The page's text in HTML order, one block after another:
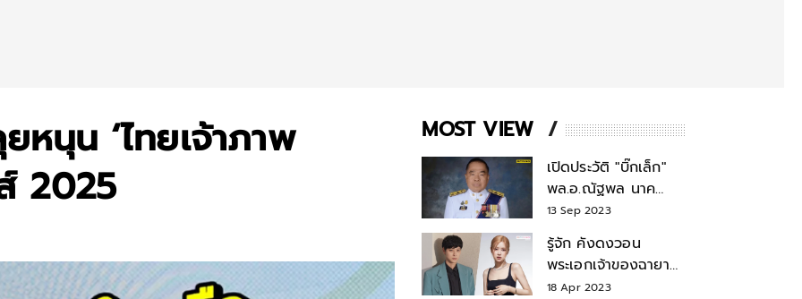
นุน ‘ไทยเจ้าภาพ
2025
MOST VIEW
เปิดประวัติ "บิ๊กเล็ก"
พล.อ.ณัฐพล นาค
พาณิชย์ จากเลขาฯ
สมช.-เลขาฯ
รมว.กลาโหม
13 Sep 2023
รู้จัก คังดงวอน
พระเอกเจ้าของฉายา
สมบัติแห่งชาติ หลังมี
18 Apr 2023